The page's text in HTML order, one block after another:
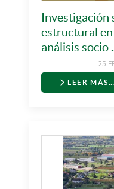
Investigación
estructural
análisis socio
25
LEER MÁS…